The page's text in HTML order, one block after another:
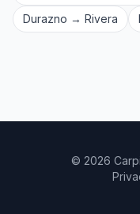
Durazno → Rivera
© 2026